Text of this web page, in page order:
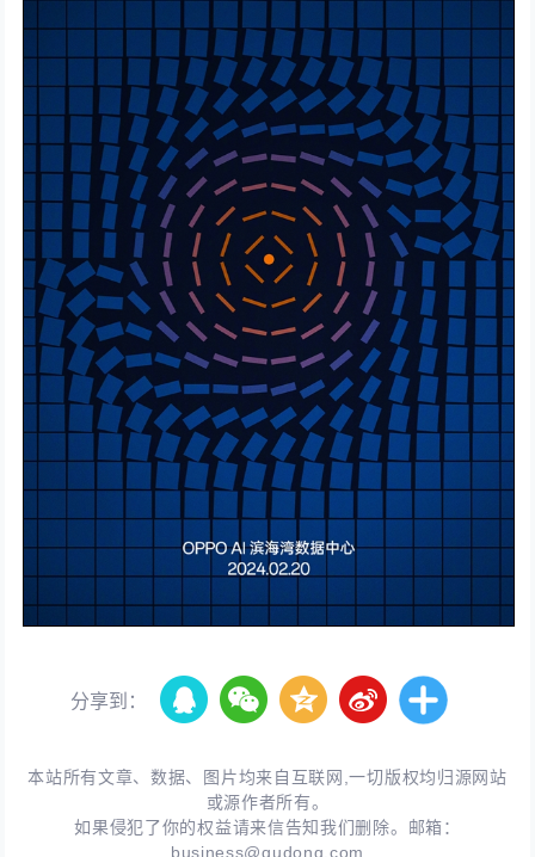
分享到：
本站所有文章、数据、图片均来自互联网,一切版权均归源网站
或源作者所有。
如果侵犯了你的权益请来信告知我们删除。邮箱：
business@qudong.com